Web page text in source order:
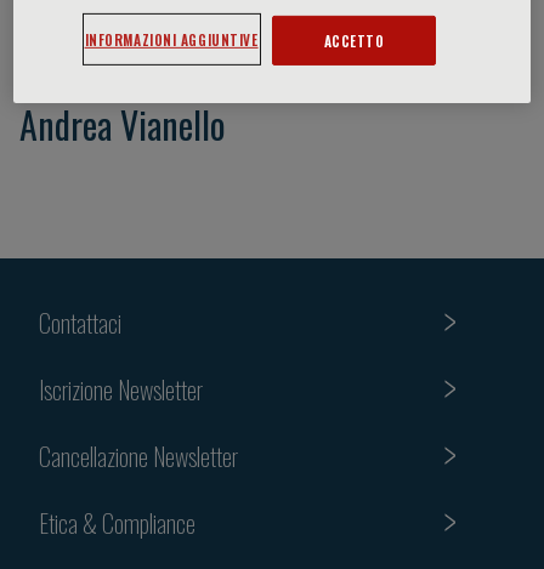
Andrea Vianello
Contattaci
Iscrizione Newsletter
Cancellazione Newsletter
Etica & Compliance
INFORMAZIONI AGGIUNTIVE ACCETTO